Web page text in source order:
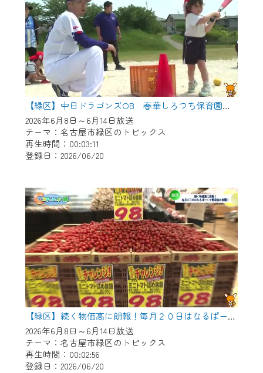
【緑区】中日ドラゴンズOB 春華しろつち保育園で野球教室
2026年6月8日～6月14日放送
テーマ：名古屋市緑区のトピックス
再生時間：00:03:11
登録日：2026/06/20
【緑区】続く物価高に朗報！毎月２０日はなるぱーくで野菜つめ放題！
2026年6月8日～6月14日放送
テーマ：名古屋市緑区のトピックス
再生時間：00:02:56
登録日：2026/06/20